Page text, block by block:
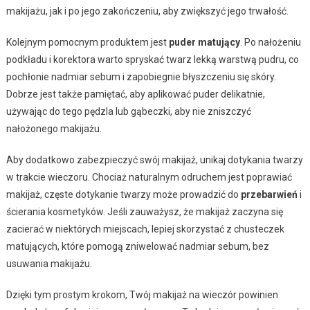
makijażu, jak i po jego zakończeniu, aby zwiększyć jego trwałość.
Kolejnym pomocnym produktem jest puder matujący. Po nałożeniu
podkładu i korektora warto spryskać twarz lekką warstwą pudru, co
pochłonie nadmiar sebum i zapobiegnie błyszczeniu się skóry.
Dobrze jest także pamiętać, aby aplikować puder delikatnie,
używając do tego pędzla lub gąbeczki, aby nie zniszczyć
nałożonego makijażu.
Aby dodatkowo zabezpieczyć swój makijaż, unikaj dotykania twarzy
w trakcie wieczoru. Chociaż naturalnym odruchem jest poprawiać
makijaż, częste dotykanie twarzy może prowadzić do przebarwień i
ścierania kosmetyków. Jeśli zauważysz, że makijaż zaczyna się
zacierać w niektórych miejscach, lepiej skorzystać z chusteczek
matujących, które pomogą zniwelować nadmiar sebum, bez
usuwania makijażu.
Dzięki tym prostym krokom, Twój makijaż na wieczór powinien